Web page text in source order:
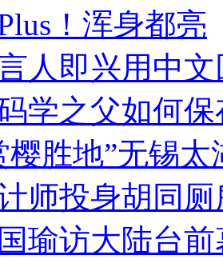
！浑身都亮
人即兴用中
学之父如何
樱胜地”无锡
师投身胡同
瑜访大陆台